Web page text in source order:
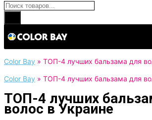
Поиск товаров
контенту
Color Bay » ТОП-4 лучших бальзама для
Color Bay » ТОП-4 лучших бальзама для
ТОП-4 лучших
волос в Украине